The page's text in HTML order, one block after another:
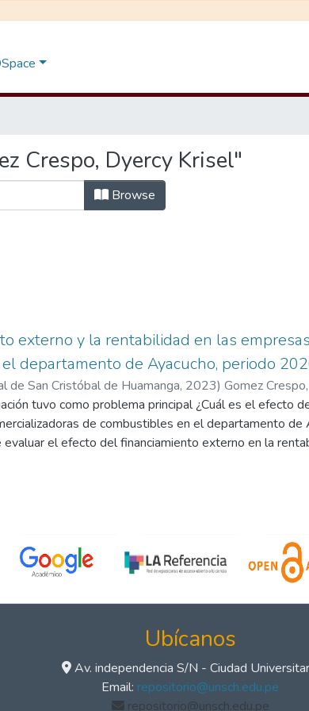
Crespo, Dyercy Krisel"
Browse
externo y la rentabilidad en las
departamento de Ayacucho, periodo
de San Cristóbal de Huamanga, 2023) Gomez
Aguilar, Edgar
tuvo como problema principal ¿Cuál es el efecto
de combustibles en el departamento
el efecto del financiamiento externo en la
departamento de Ayacucho, periodo 2020 - 2021. El
y análisis documental. Los resultados demuestran que
la mejora de la rentabilidad económica, rentabilidad
la efectividad del financiamiento externo como
Ubícanos
Av. independencia S/N - Ciudad
Email: repositorio@unsch.edu.pe
repositorio@unsch.edu.pe